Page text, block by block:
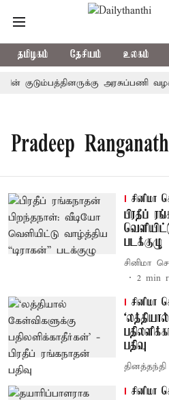
தமிழகம் தேசியம் உலகம்
குடும்பத்தினருக்கு அரசுப்பணி
Pradeep
சினிமா
பிரதீப்
படக்குழு
சினிமா
2 min
சினிமா
பதிவு
தினத்தந்தி
சினிமா